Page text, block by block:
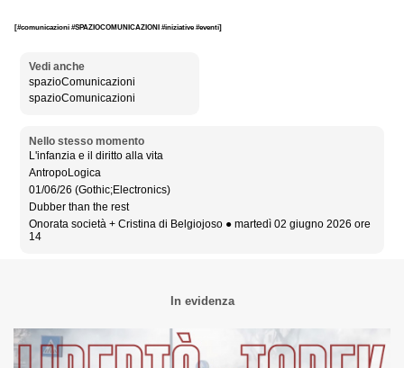
[#comunicazioni #SPAZIOCOMUNICAZIONI #iniziative #eventi]
Vedi anche
spazioComunicazioni
spazioComunicazioni
Nello stesso momento
L'infanzia e il diritto alla vita
AntropoLogica
01/06/26 (Gothic;Electronics)
Dubber than the rest
Onorata società + Cristina di Belgiojoso ● martedì 02 giugno 2026 ore
14
In evidenza